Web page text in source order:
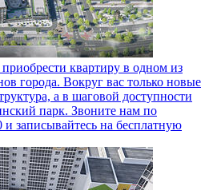
квартиру в одном из
города. Вокруг вас только новые
а в шаговой доступности
парк. Звоните нам по
записывайтесь на бесплатную